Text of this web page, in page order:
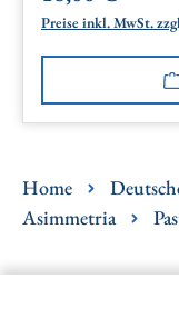
Preise inkl. MwSt.
Home
Asimmetria